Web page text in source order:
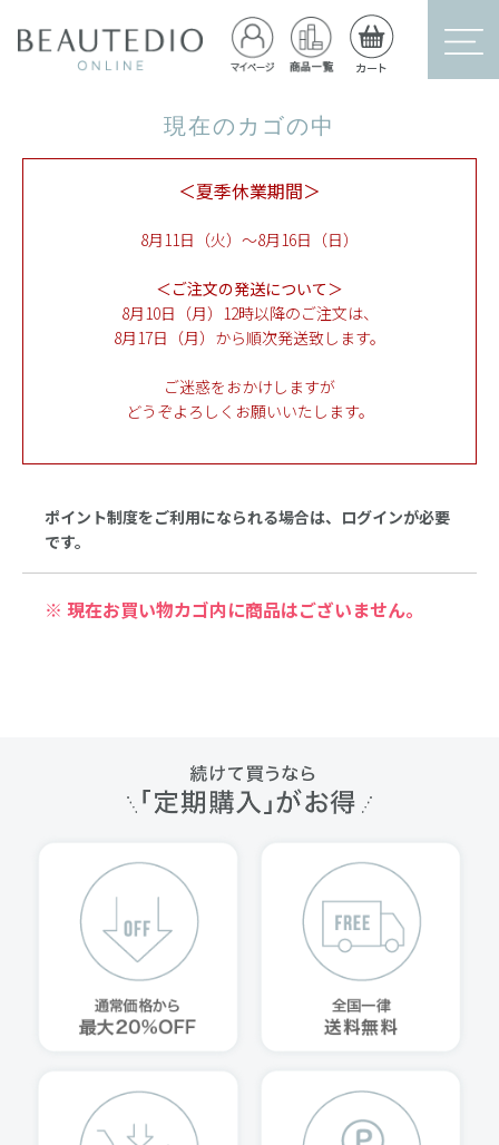
現在のカゴの中
＜夏季休業期間＞
8月11日（火）～8月16日（日）
＜ご注文の発送について＞
8月10日（月）12時以降のご注文は、
8月17日（月）から順次発送致します。
ご迷惑をおかけしますが
どうぞよろしくお願いいたします。
ポイント制度をご利用になられる場合は、ログインが必要
です。
※ 現在お買い物カゴ内に商品はございません。